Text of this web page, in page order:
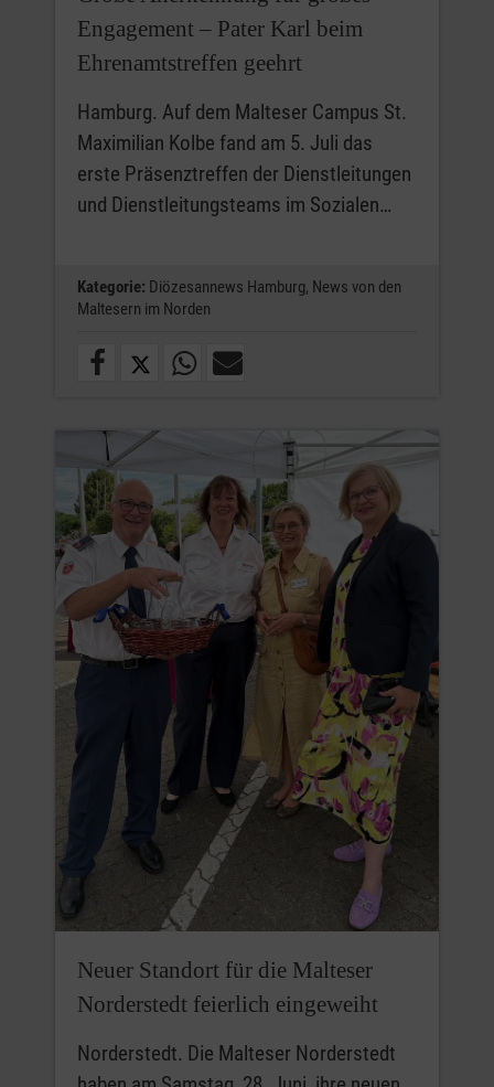
Engagement – Pater Karl beim
Ehrenamtstreffen geehrt
Hamburg. Auf dem Malteser Campus St.
Maximilian Kolbe fand am 5. Juli das
erste Präsenztreffen der Dienstleitungen
und Dienstleitungsteams im Sozialen…
Kategorie: Diözesannews Hamburg, News von den
Maltesern im Norden
Neuer Standort für die Malteser
Norderstedt feierlich eingeweiht
Norderstedt. Die Malteser Norderstedt